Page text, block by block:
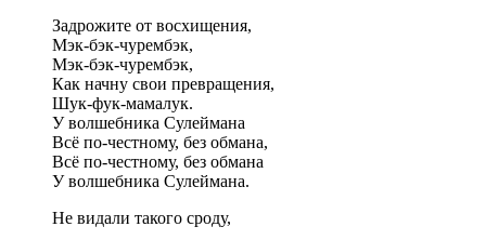
Задрожите от восхищения,
Мэк-бэк-чурембэк,
Мэк-бэк-чурембэк,
Как начну свои превращения,
Шук-фук-мамалук.
У волшебника Сулеймана
Всё по-честному, без обмана,
Всё по-честному, без обмана
У волшебника Сулеймана.
Не видали такого сроду,